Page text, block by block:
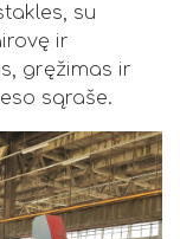
su
ir
gręžimas ir
sąraše.